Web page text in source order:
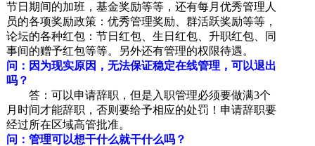
节日期间的加班，基金奖励等等，还有每月优秀管理人
员的各项奖励政策：优秀管理奖励、群活跃奖励等等，
论坛的各种红包：节日红包、生日红包、升职红包、同
事间的赠予红包等等。另外还有管理的权限待遇。
问：因为现实原因，无法保证稳定在线管理，可以退出
吗？
答：可以申请辞职，但是入职管理必须要做满3个
月时间才能辞职，否则要给予相应的处罚！申请辞职要
经过所在区域高管批准。
问：管理可以想干什么就干什么吗？